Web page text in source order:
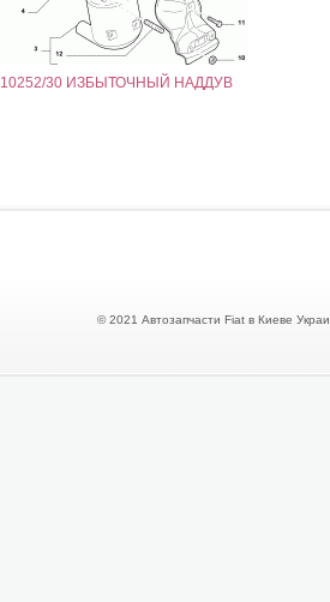
10252/30 ИЗБЫТОЧНЫЙ НАДДУВ
© 2021 Автозапчасти Fiat в Киеве